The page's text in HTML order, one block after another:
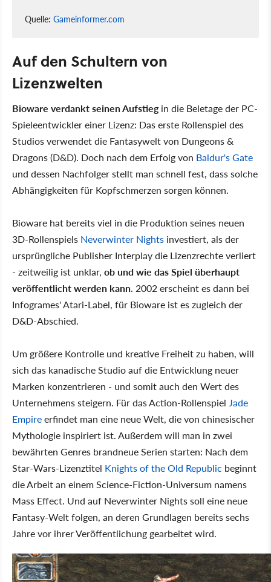
Quelle: Gameinformer.com
Auf den Schultern von
Lizenzwelten
Bioware verdankt seinen Aufstiegin die Beletage der PC-
Spieleentwickler einer Lizenz: Das erste Rollenspiel des
Studios verwendet die Fantasywelt von Dungeons &
Dragons (D&D). Doch nach dem Erfolg von Baldur's Gate
und dessen Nachfolger stellt man schnell fest, dass solche
Abhängigkeiten für Kopfschmerzen sorgen können.
Bioware hat bereits viel in die Produktion seines neuen
3D-Rollenspiels Neverwinter Nights investiert, als der
ursprüngliche Publisher Interplay die Lizenzrechte verliert
- zeitweilig ist unklar, ob und wie das Spiel überhaupt
veröffentlicht werden kann. 2002 erscheint es dann bei
Infogrames' Atari-Label, für Bioware ist es zugleich der
D&D-Abschied.
Um größere Kontrolle und kreative Freiheit zu haben, will
sich das kanadische Studio auf die Entwicklung neuer
Marken konzentrieren - und somit auch den Wert des
Unternehmens steigern. Für das Action-Rollenspiel Jade
Empireerfindet man eine neue Welt, die von chinesischer
Mythologie inspiriert ist. Außerdem will man in zwei
bewährten Genres brandneue Serien starten: Nach dem
Star-Wars-Lizenztitel Knights of the Old Republic beginnt
die Arbeit an einem Science-Fiction-Universum namens
Mass Effect. Und auf Neverwinter Nights soll eine neue
Fantasy-Welt folgen, an deren Grundlagen bereits sechs
Jahre vor ihrer Veröffentlichung gearbeitet wird.